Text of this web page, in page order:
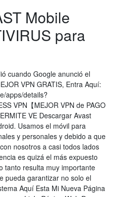
Mobile
para
cuando Google anunció el
VPN GRATIS, Entra Aquí:
apps/details?
VPN【MEJOR VPN de PAGO
VE Descargar Avast
Usamos el móvil para
y personales y debido a que
nosotros a casi todos lados
es quizá el más expuesto
tanto resulta muy importante
pueda garantizar no solo el
Aquí Esta Mi Nueva Página